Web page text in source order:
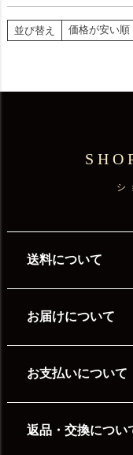
並び替え 価格が安い順
シ
送料について
お届けについて
お支払いについて
返品・交換につい